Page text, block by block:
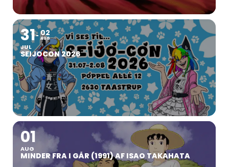
31
JUL
02
AUG
SEIJOCON 2026
01
AUG
MINDER FRA I GÅR (1991) AF ISAO TAKAHATA